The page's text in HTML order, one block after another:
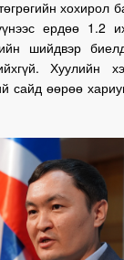
хохирол
ердөө 1.2
шийдвэр
Хуулийн
сайд өөрөө